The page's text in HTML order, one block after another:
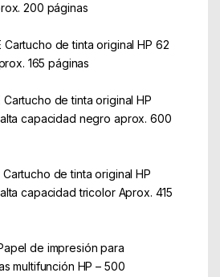
200 páginas
Cartucho de tinta original HP 62
165 páginas
Cartucho de tinta original HP
capacidad negro aprox. 600
Cartucho de tinta original HP
capacidad tricolor Aprox. 415
de impresión para
multifunción HP – 500